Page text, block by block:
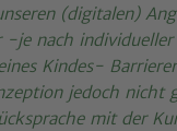
(digitalen)
-je nach individueller
Kindes-
jedoch nicht
mit der